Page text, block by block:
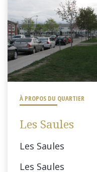
À PROPOS DU QUARTIER
Les Saules
Les Saules
Les Saules